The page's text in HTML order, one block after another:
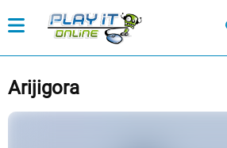
Arijigora